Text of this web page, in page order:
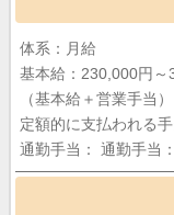
体系：月給
基本給：230,000円
（基本給＋営業手当
定額的に支払われる手
通勤手当： 通勤手当